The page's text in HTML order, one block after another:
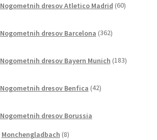
Nogometnih dresov Atletico Madrid 60izdelkov
Nogometnih dresov Barcelona 362izdelkov
Nogometnih dresov Bayern Munich 183izdelkov
Nogometnih dresov Benfica 42izdelkov
Nogometnih dresov Borussia
Monchengladbach 88